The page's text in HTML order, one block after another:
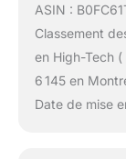
ASIN :
Classement
en High-Tech
6 145 en
Date de mise